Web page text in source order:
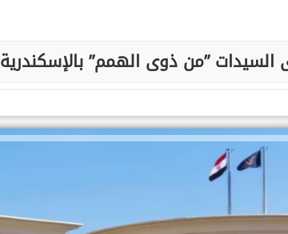
”من ذوى الهمم” بالإسكندرية